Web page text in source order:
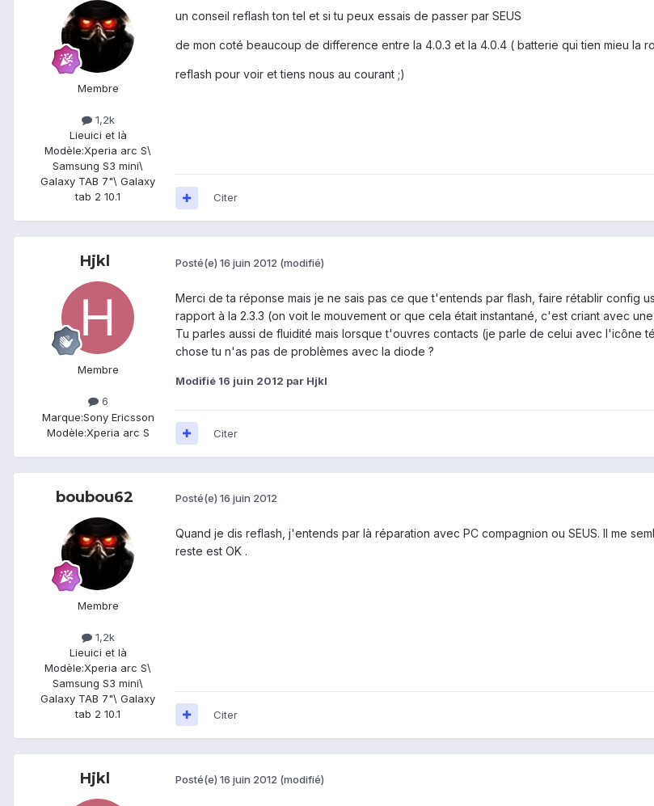
Membre
1,2k
Lieuici et là
Modèle:Xperia arc S\
Samsung S3 mini\
Galaxy TAB 7"\ Galaxy
tab 2 10.1
un conseil reflash ton tel et si tu peux essais de passer par SEUS
de mon coté beaucoup de difference entre la 4.0.3 et la 4.0.4 ( batterie qui tien mieu la
reflash pour voir et tiens nous au courant ;)
Citer
Hjkl
Membre
6
Marque:Sony Ericsson
Modèle:Xperia arc S
Posté(e) 16 juin 2012 (modifié)
Merci de ta réponse mais je ne sais pas ce que t'entends par flash, faire rétablir config
rapport à la 2.3.3 (on voit le mouvement or que cela était instantané, c'est criant avec
Tu parles aussi de fluidité mais lorsque t'ouvres contacts (je parle de celui avec l'icône
chose tu n'as pas de problèmes avec la diode ?
Modifié 16 juin 2012 par Hjkl
Citer
boubou62
Membre
1,2k
Lieuici et là
Modèle:Xperia arc S\
Samsung S3 mini\
Galaxy TAB 7"\ Galaxy
tab 2 10.1
Posté(e) 16 juin 2012
Quand je dis reflash, j'entends par là réparation avec PC compagnion ou SEUS. Il me
reste est OK .
Citer
Hjkl Posté(e) 16 juin 2012 (modifié)